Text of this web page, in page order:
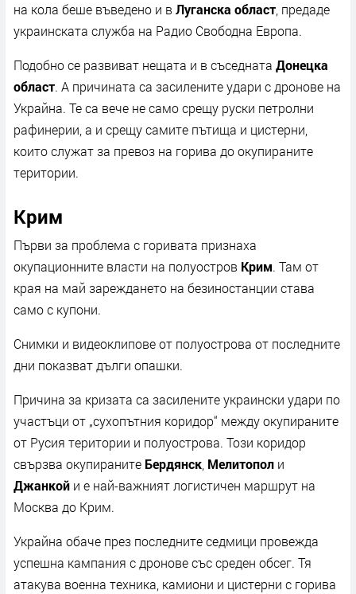
на кола беше въведено и в Луганска област , предаде
украинската служба на Радио Свободна Европа.
Подобно се развиват нещата и в съседната Донецка
област. А причината са засилените удари с дронове на
Украйна. Те са вече не само срещу руски петролни
рафинерии, а и срещу самите пътища и цистерни,
които служат за превоз на горива до окупираните
територии.
Крим
Първи за проблема с горивата признаха
окупационните власти на полуостров Крим. Там от
края на май зареждането на безиностанции става
само с купони.
Снимки и видеоклипове от полуострова от последните
дни показват дълги опашки.
Причина за кризата са засилените украински удари по
участъци от „сухопътния коридор“ между окупираните
от Русия територии и полуострова. Този коридор
свързва окупираните Бердянск Мелитопол и
Джанкой и е най-важният логистичен маршрут на
Москва до Крим.
Украйна обаче през последните седмици провежда
успешна кампания с дронове със среден обсег. Тя
атакува военна техника, камиони и цистерни с горива